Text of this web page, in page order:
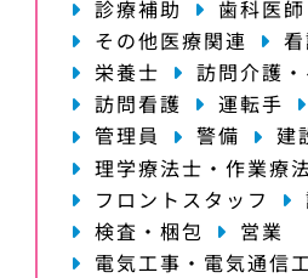
診療補助
歯科医
その他医療関連
栄養士
訪問介護
訪問看護
運転手
管理員
警備
建
理学療法士・作業療
フロントスタッフ
検査・梱包
営業
電気工事・電気通信